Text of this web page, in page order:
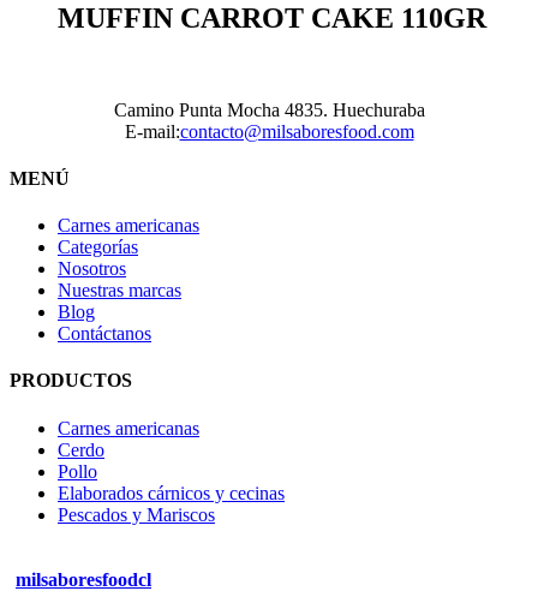
MUFFIN CARROT CAKE 110GR
Camino Punta Mocha 4835. Huechuraba
E-mail:contacto@milsaboresfood.com
MENÚ
Carnes americanas
Categorías
Nosotros
Nuestras marcas
Blog
Contáctanos
PRODUCTOS
Carnes americanas
Cerdo
Pollo
Elaborados cárnicos y cecinas
Pescados y Mariscos
milsaboresfoodcl